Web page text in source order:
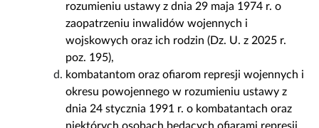
rozumieniu ustawy z dnia 29 maja 1974 r. o
zaopatrzeniu inwalidów wojennych i
wojskowych oraz ich rodzin (Dz. U. z 2025 r.
poz. 195),
kombatantom oraz ofiarom represji wojennych i
okresu powojennego w rozumieniu ustawy z
dnia 24 stycznia 1991 r. o kombatantach oraz